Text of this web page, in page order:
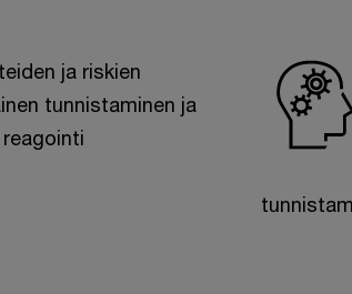
ja riskien
tunnistaminen ja
reagointi